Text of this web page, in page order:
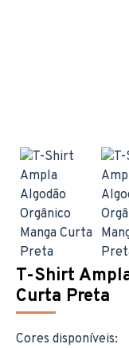
T-Shirt
Curta Preta
Cores disponíveis: